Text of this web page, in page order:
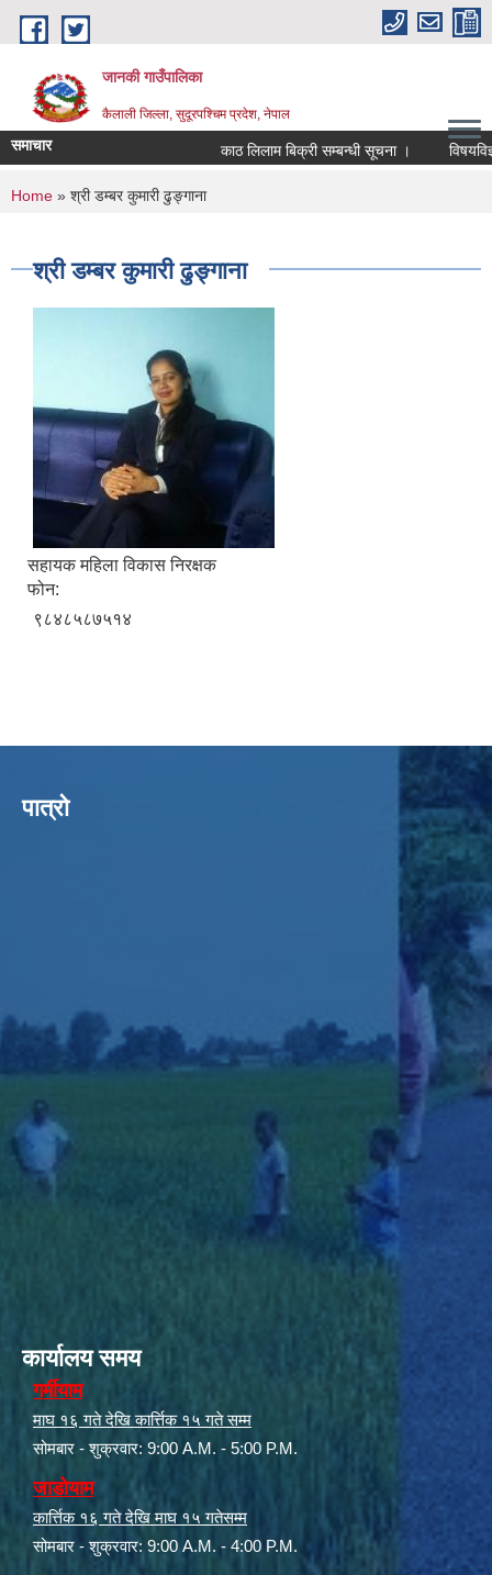
Skip to main content
जानकी गाउँपालिका
कैलाली जिल्ला, सुदूरपश्चिम प्रदेश, नेपाल
समाचार काठ लिलाम बिक्री सम्बन्धी सूचना ।
You are here
Home » श्री डम्बर कुमारी ढुङ्गाना
श्री डम्बर कुमारी ढुङ्गाना
सहायक महिला विकास निरक्षक
फोन:
९८४८५८७५१४
पात्रो
कार्यालय समय
गर्मीयाम
माघ १६ गते देखि कार्त्तिक १५ गते सम्म
सोमबार - शुक्रवार: 9:00 A.M. - 5:00 P.M.
जाडोयाम
कार्त्तिक १६ गते देखि माघ १५ गतेसम्म
सोमबार - शुक्रवार: 9:00 A.M. - 4:00 P.M.